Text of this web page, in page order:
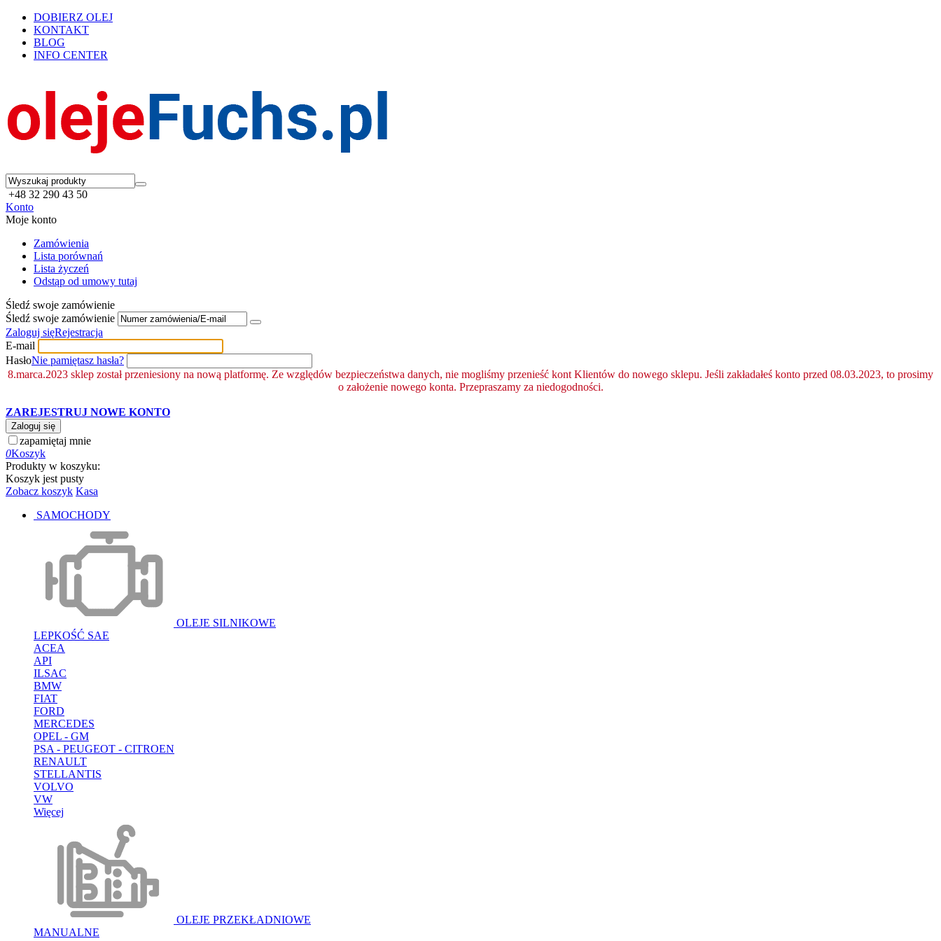
DOBIERZ OLEJ
KONTAKT
BLOG
INFO CENTER
+48 32 290 43 50
Konto
Moje konto
Zamówienia
Lista porównań
Lista życzeń
Odstąp od umowy tutaj
Śledź swoje zamówienie
Śledź swoje zamówienie
Zaloguj sięRejestracja
E-mail
HasłoNie pamiętasz hasła?
8.marca.2023 sklep został przeniesiony na nową platformę. Ze względów bezpieczeństwa danych, nie mogliśmy przenieść kont Klientów do nowego sklepu. Jeśli zakładałeś konto przed 08.03.2023, to prosimy
o założenie nowego konta. Przepraszamy za niedogodności.
ZAREJESTRUJ NOWE KONTO
Zaloguj się
zapamiętaj mnie
0Koszyk
Produkty w koszyku:
Koszyk jest pusty
Zobacz koszyk Kasa
SAMOCHODY
OLEJE SILNIKOWE
LEPKOŚĆ SAE
ACEA
API
ILSAC
BMW
FIAT
FORD
MERCEDES
OPEL - GM
PSA - PEUGEOT - CITROEN
RENAULT
STELLANTIS
VOLVO
VW
Więcej
OLEJE PRZEKŁADNIOWE
MANUALNE